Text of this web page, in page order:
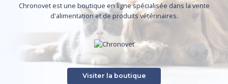
Chronovet est une boutique en ligne spécialisée dans la vente
d'alimentation et de produits vétérinaires.
Visiter la boutique